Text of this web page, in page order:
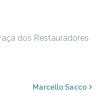
dos Restauradores
Marcello Sacco